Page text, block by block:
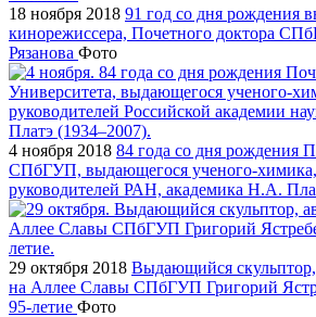
18 ноября 2018 91 год со дня рождения
кинорежиссера, Почетного доктора
Рязанова Фото
4 ноября 2018 84 года со дня рождения
СПбГУП, выдающегося ученого-химика,
руководителей РАН, академика Н.А.
29 октября 2018 Выдающийся скульптор,
на Аллее Славы СПбГУП Григорий
95-летие Фото